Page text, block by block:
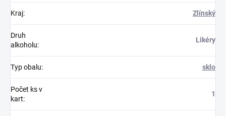
Kraj: Zlínský
Druh
alkoholu:
Likéry
Typ obalu: sklo
Počet ks v
kart:
1